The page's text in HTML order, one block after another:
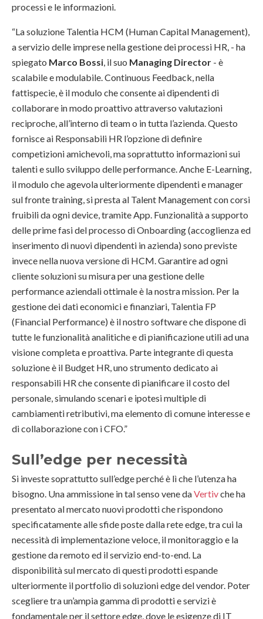
processi e le informazioni.
“La soluzione Talentia HCM (Human Capital Management),
a servizio delle imprese nella gestione dei processi HR, - ha
spiegato Marco Bossi , il suo Managing Director - è
scalabile e modulabile. Continuous Feedback, nella
fattispecie, è il modulo che consente ai dipendenti di
collaborare in modo proattivo attraverso valutazioni
reciproche, all’interno di team o in tutta l’azienda. Questo
fornisce ai Responsabili HR l’opzione di definire
competizioni amichevoli, ma soprattutto informazioni sui
talenti e sullo sviluppo delle performance. Anche E-Learning,
il modulo che agevola ulteriormente dipendenti e manager
sul fronte training, si presta al Talent Management con corsi
fruibili da ogni device, tramite App. Funzionalità a supporto
delle prime fasi del processo di Onboarding (accoglienza ed
inserimento di nuovi dipendenti in azienda) sono previste
invece nella nuova versione di HCM. Garantire ad ogni
cliente soluzioni su misura per una gestione delle
performance aziendali ottimale è la nostra mission. Per la
gestione dei dati economici e finanziari, Talentia FP
(Financial Performance) è il nostro software che dispone di
tutte le funzionalità analitiche e di pianificazione utili ad una
visione completa e proattiva. Parte integrante di questa
soluzione è il Budget HR, uno strumento dedicato ai
responsabili HR che consente di pianificare il costo del
personale, simulando scenari e ipotesi multiple di
cambiamenti retributivi, ma elemento di comune interesse e
di collaborazione con i CFO.”
Sull’edge per necessità
Si investe soprattutto sull’edge perché è lì che l’utenza ha
bisogno. Una ammissione in tal senso vene daVertivche ha
presentato al mercato nuovi prodotti che rispondono
specificatamente alle sfide poste dalla rete edge, tra cui la
necessità di implementazione veloce, il monitoraggio e la
gestione da remoto ed il servizio end-to-end. La
disponibilità sul mercato di questi prodotti espande
ulteriormente il portfolio di soluzioni edge del vendor. Poter
scegliere tra un’ampia gamma di prodotti e servizi è
fondamentale per il settore edge, dove le esigenze di IT